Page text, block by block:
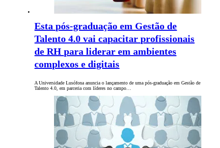
Esta pós-graduação em Gestão de
Talento 4.0 vai capacitar profissionais
de RH para liderar em ambientes
complexos e digitais
A Universidade Lusófona anuncia o lançamento de uma pós-graduação em Gestão de
Talento 4.0, em parceria com líderes no campo…